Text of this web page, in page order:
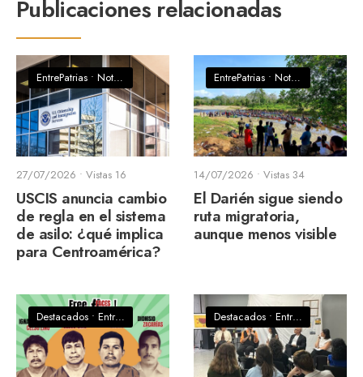
Publicaciones relacionadas
EntrePatrias • Noticias
27/07/2026 • Vistas 16
USCIS anuncia cambio
de regla en el sistema
de asilo: ¿qué implica
para Centroamérica?
EntrePatrias • Noticias
14/07/2026 • Vistas 34
El Darién sigue siendo
ruta migratoria,
aunque menos visible
Destacados • EntrePatrias •Noticias Destacados • EntrePatrias